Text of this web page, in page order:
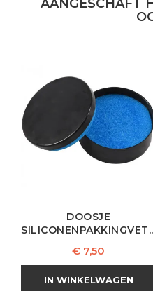
AANGESCHAFT
DOOSJE
Prijs
€ 7,50
IN WINKELWAGEN